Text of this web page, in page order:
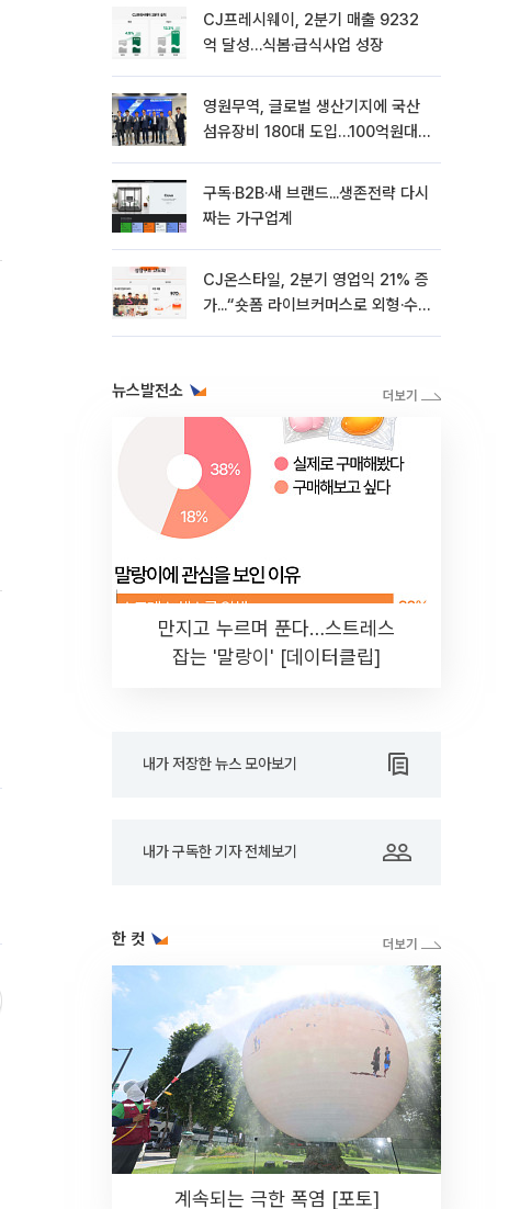
CJ프레시웨이, 2분기 매출 9232
억 달성…식봄·급식사업 성장
영원무역, 글로벌 생산기지에 국산
섬유장비 180대 도입…100억원대
구독·B2B·새 브랜드...생존전략 다시
짜는 가구업계
CJ온스타일, 2분기 영업익 21% 증
가...“숏폼 라이브커머스로 외형·수
뉴스발전소
만지고 누르며 푼다…스트레스
잡는 '말랑이' [데이터클립]
내가 저장한 뉴스 모아보기
내가 구독한 기자 전체보기
한 컷
계속되는 극한 폭염 [포토]